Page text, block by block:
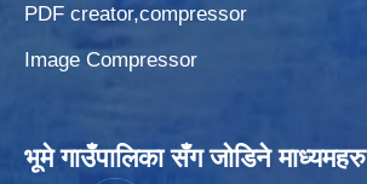
PDF creator,compressor
Image Compressor
भूमे गाउँपालिका सँग जोडिने माध्यमहरु